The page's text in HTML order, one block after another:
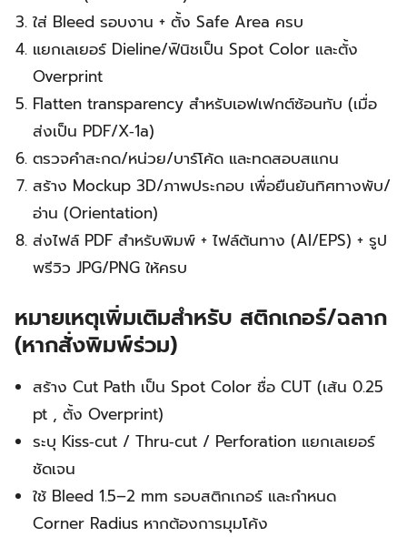
ใส่ Bleed รอบงาน + ตั้ง Safe Area ครบ
แยกเลเยอร์ Dieline/ฟินิชเป็น Spot Color และตั้ง
Overprint
Flatten transparency สำหรับเอฟเฟกต์ซ้อนทับ (เมื่อ
ส่งเป็น PDF/X‑1a)
ตรวจคำสะกด/หน่วย/บาร์โค้ด และทดสอบสแกน
สร้าง Mockup 3D/ภาพประกอบ เพื่อยืนยันทิศทางพับ/
อ่าน (Orientation)
ส่งไฟล์ PDF สำหรับพิมพ์ + ไฟล์ต้นทาง (AI/EPS) + รูป
พรีวิว JPG/PNG ให้ครบ
หมายเหตุเพิ่มเติมสำหรับ สติกเกอร์/ฉลาก
(หากสั่งพิมพ์ร่วม)
สร้าง Cut Path เป็น Spot Color ชื่อ CUT (เส้น 0.25
pt , ตั้ง Overprint)
ระบุ Kiss‑cut / Thru‑cut / Perforation แยกเลเยอร์
ชัดเจน
ใช้ Bleed 1.5–2 mm รอบสติกเกอร์ และกำหนด
Corner Radius หากต้องการมุมโค้ง